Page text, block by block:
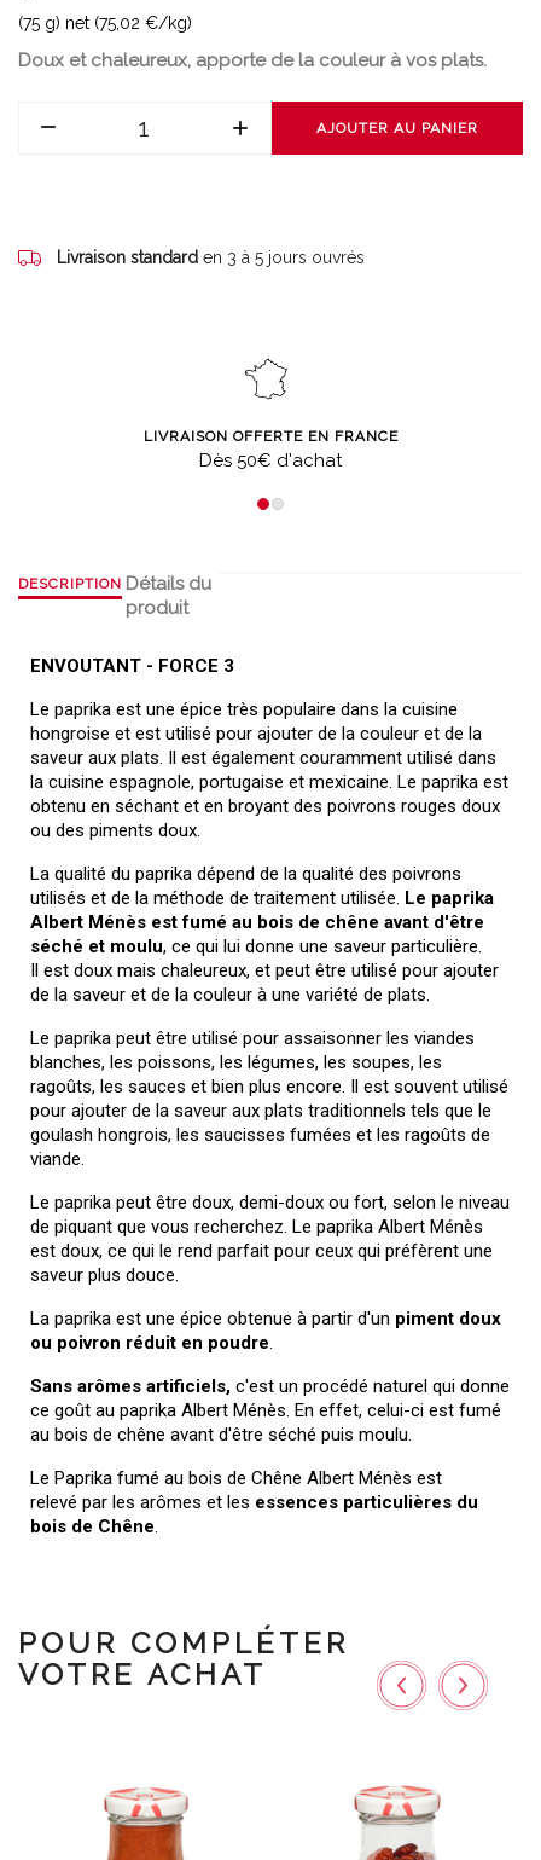
(75 g) net (75,02 €/kg)
Doux et chaleureux, apporte de la couleur à vos plats.
AJOUTER AU PANIER
Livraison standard en 3 à 5 jours ouvrés
LIVRAISON OFFERTE EN FRANCE
Dès 50€ d'achat
DESCRIPTION Détails du
produit
ENVOUTANT - FORCE 3
Le paprika est une épice très populaire dans la cuisine
hongroise et est utilisé pour ajouter de la couleur et de la
saveur aux plats. Il est également couramment utilisé dans
la cuisine espagnole, portugaise et mexicaine. Le paprika est
obtenu en séchant et en broyant des poivrons rouges doux
ou des piments doux.
La qualité du paprika dépend de la qualité des poivrons
utilisés et de la méthode de traitement utilisée. Le paprika
Albert Ménès est fumé au bois de chêne avant d'être
séché et moulu, ce qui lui donne une saveur particulière.
Il est doux mais chaleureux, et peut être utilisé pour ajouter
de la saveur et de la couleur à une variété de plats.
Le paprika peut être utilisé pour assaisonner les viandes
blanches, les poissons, les légumes, les soupes, les
ragoûts, les sauces et bien plus encore. Il est souvent utilisé
pour ajouter de la saveur aux plats traditionnels tels que le
goulash hongrois, les saucisses fumées et les ragoûts de
viande.
Le paprika peut être doux, demi-doux ou fort, selon le niveau
de piquant que vous recherchez. Le paprika Albert Ménès
est doux, ce qui le rend parfait pour ceux qui préfèrent une
saveur plus douce.
La paprika est une épice obtenue à partir d'un piment doux
ou poivron réduit en poudre.
Sans arômes artificiels, c'est un procédé naturel qui donne
ce goût au paprika Albert Ménès. En effet, celui-ci est fumé
au bois de chêne avant d'être séché puis moulu.
Le Paprika fumé au bois de Chêne Albert Ménès est
relevé par les arômes et les essences particulières du
bois de Chêne.
POUR COMPLÉTER
VOTRE ACHAT